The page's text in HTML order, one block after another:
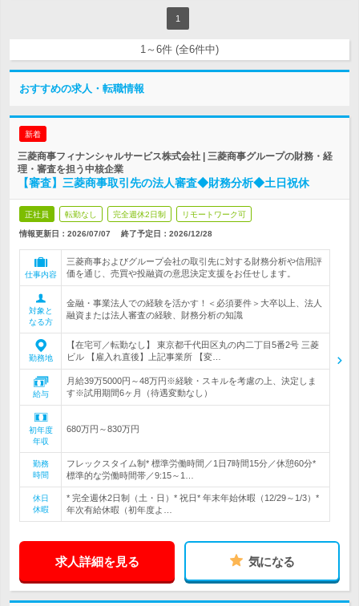
1
1～6件 (全6件中)
おすすめの求人・転職情報
新着
三菱商事フィナンシャルサービス株式会社 | 三菱商事グループの財務・経
理・審査を担う中核企業
【審査】三菱商事取引先の法人審査◆財務分析◆土日祝休
正社員 転勤なし 完全週休2日制 リモートワーク可
情報更新日：2026/07/07 終了予定日： 2026/12/28
仕事内容
三菱商事およびグループ会社の取引先に対する財務分析や信用評
価を通じ、売買や投融資の意思決定支援をお任せします。
対象と
なる方
金融・事業法人での経験を活かす！＜必須要件＞大卒以上、法人
融資または法人審査の経験、財務分析の知識
勤務地
【在宅可／転勤なし】 東京都千代田区丸の内二丁目5番2号 三菱
ビル 【雇入れ直後】上記事業所 【変…
給与
月給39万5000円～48万円※経験・スキルを考慮の上、決定しま
す※試用期間6ヶ月（待遇変動なし）
初年度
年収
680万円～830万円
勤務
時間
フレックスタイム制* 標準労働時間／1日7時間15分／休憩60分*
標準的な労働時間帯／9:15～1…
休日
休暇
* 完全週休2日制（土・日）* 祝日* 年末年始休暇（12/29～1/3）*
年次有給休暇（初年度よ…
求人詳細を見る 気になる